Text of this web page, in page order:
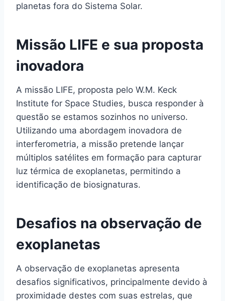
planetas fora do Sistema Solar.
Missão LIFE e sua proposta
inovadora
A missão LIFE, proposta pelo W.M. Keck
Institute for Space Studies, busca responder à
questão se estamos sozinhos no universo.
Utilizando uma abordagem inovadora de
interferometria, a missão pretende lançar
múltiplos satélites em formação para capturar
luz térmica de exoplanetas, permitindo a
identificação de biosignaturas.
Desafios na observação de
exoplanetas
A observação de exoplanetas apresenta
desafios significativos, principalmente devido à
proximidade destes com suas estrelas, que